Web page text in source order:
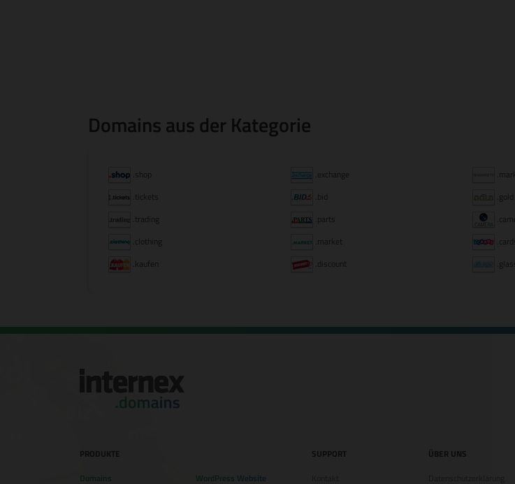
Domains aus der Kategorie
.shop .exchange
.tickets
.bid .gold
.trading
.parts
.clothing
.market
.kaufen
.discount
PRODUKTE
Domains
WordPress Website
SUPPORT
ÜBER UNS